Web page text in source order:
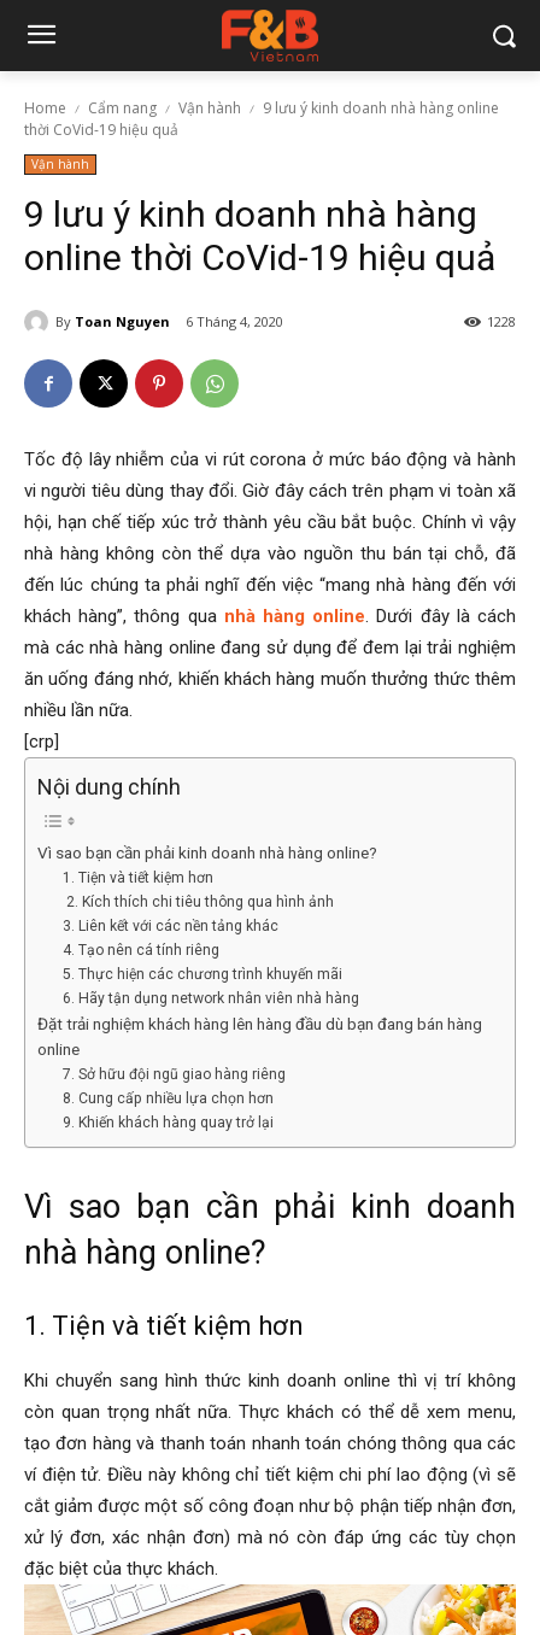
Home Cẩm nang Vận hành
9 lưu ý kinh doanh nhà hàng online
thời CoVid-19 hiệu quả
Vận hành
9 lưu ý kinh doanh nhà hàng
online thời CoVid-19 hiệu quả
By Toan Nguyen 6 Tháng 4, 2020 1228
Tốc độ lây nhiễm của vi rút corona ở mức báo động và hành
vi người tiêu dùng thay đổi. Giờ đây cách trên phạm vi toàn xã
hội, hạn chế tiếp xúc trở thành yêu cầu bắt buộc. Chính vì vậy
nhà hàng không còn thể dựa vào nguồn thu bán tại chỗ, đã
đến lúc chúng ta phải nghĩ đến việc “mang nhà hàng đến với
khách hàng”, thông qua nhà hàng online. Dưới đây là cách
mà các nhà hàng online đang sử dụng để đem lại trải nghiệm
ăn uống đáng nhớ, khiến khách hàng muốn thưởng thức thêm
nhiều lần nữa.
[crp]
Nội dung chính
Vì sao bạn cần phải kinh doanh nhà hàng online?
1. Tiện và tiết kiệm hơn
2. Kích thích chi tiêu thông qua hình ảnh
3. Liên kết với các nền tảng khác
4. Tạo nên cá tính riêng
5. Thực hiện các chương trình khuyến mãi
6. Hãy tận dụng network nhân viên nhà hàng
Đặt trải nghiệm khách hàng lên hàng đầu dù bạn đang bán hàng
online
7. Sở hữu đội ngũ giao hàng riêng
8. Cung cấp nhiều lựa chọn hơn
9. Khiến khách hàng quay trở lại
Vì sao bạn cần phải kinh doanh
nhà hàng online?
1. Tiện và tiết kiệm hơn
Khi chuyển sang hình thức kinh doanh online thì vị trí không
còn quan trọng nhất nữa. Thực khách có thể dễ xem menu,
tạo đơn hàng và thanh toán nhanh toán chóng thông qua các
ví điện tử. Điều này không chỉ tiết kiệm chi phí lao động (vì sẽ
cắt giảm được một số công đoạn như bộ phận tiếp nhận đơn,
xử lý đơn, xác nhận đơn) mà nó còn đáp ứng các tùy chọn
đặc biệt của thực khách.